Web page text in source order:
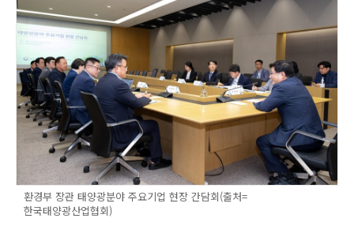
환경부 장관 태양광분야 주요기업 현장 간담회(출처=
한국태양광산업협회)